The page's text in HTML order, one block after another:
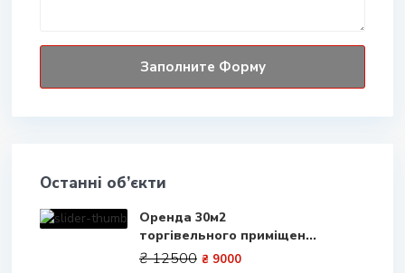
Останні об’єкти
Оренда 30м2
торгівельного приміщен...
₴ 12500 ₴ 9000